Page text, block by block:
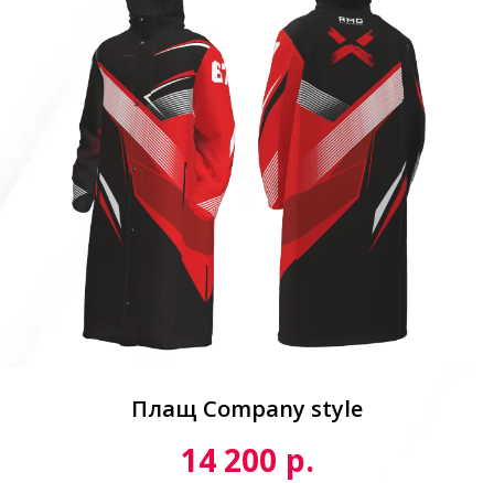
Плащ Сompany style
14 200 р.